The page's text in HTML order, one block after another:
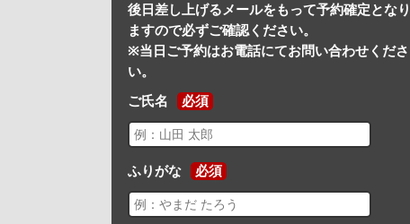
後日差し上げるメールをもって予約確定となり
ますので必ずご確認ください。
※当日ご予約はお電話にてお問い合わせくださ
い。
ご氏名 必須
ふりがな 必須